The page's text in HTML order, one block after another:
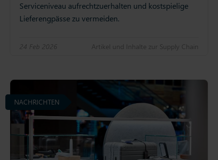
Serviceniveau aufrechtzuerhalten und kostspielige
Lieferengpässe zu vermeiden.
24 Feb 2026 Artikel und Inhalte zur Supply Chain
NACHRICHTEN